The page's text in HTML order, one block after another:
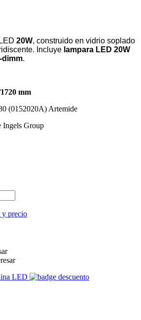
20W, construido en vidrio soplado
Incluye lampara LED 20W
dimm.
mm
(0152020A) Artemide
Ingels Group
y precio